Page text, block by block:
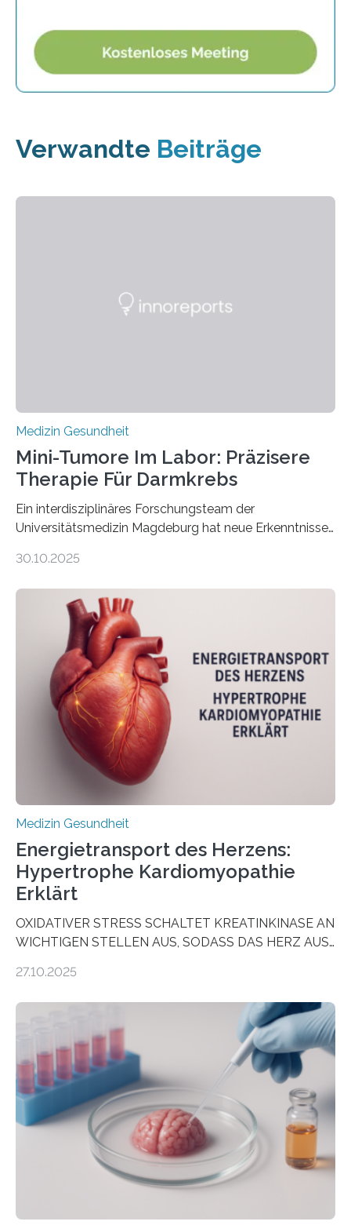
Verwandte Beiträge
Medizin Gesundheit
Mini-Tumore Im Labor: Präzisere
Therapie Für Darmkrebs
Ein interdisziplinäres Forschungsteam der
Universitätsmedizin Magdeburg hat neue Erkenntnisse
behandelt werden kann. In ihrer aktuellen Studie,
Oncology, zeigen die Forschenden, dass Mini-Tumore
aus Gewebe von Patientinnen und Patienten –
sogenannte Organoide – genutzt werden können, um
vorab zu prüfen, welche Medikamente am besten
wirken. Dabei wurde ein Eiweiß identifiziert, das künftig
als Biomarker für die Wahl der passenden Therapie
dienen könnte. Darmkrebs zählt weltweit zu den
häufigsten Krebsarten und stellt…
30.10.2025
Medizin Gesundheit
Energietransport des Herzens:
Hypertrophe Kardiomyopathie
Erklärt
OXIDATIVER STRESS SCHALTET KREATINKINASE AN
WICHTIGEN STELLEN AUS, SODASS DAS HERZ AUS
aus dem Deutschen Zentrum für Herzinsuffizienz
im Journal Circulation, warum der Energietransport bei
der Hypertrophen Kardiomyopathie (HCM) versagen
kann und wie sich durch eine Verringerung der
Herzbelastung und des oxidativen Stresses
Rhythmusstörungen reduzieren lassen. Würzburg. Die
hypertrophe Kardiomyopathie (HCM) ist die häufigste
erblich bedingte Herzerkrankung. Sie führt dazu, dass
sich die linke Herzkammer verdickt, der Herzmuskel zu
stark kontrahiert…
27.10.2025